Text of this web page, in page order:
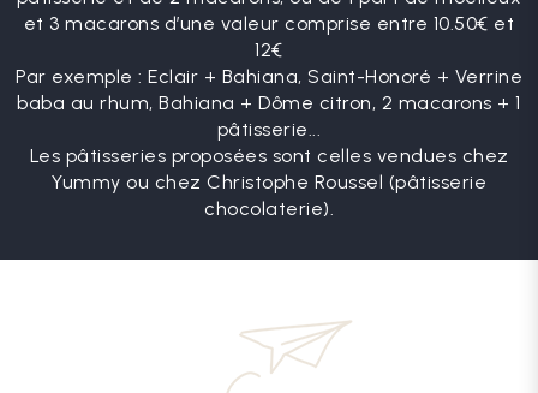
et 3 macarons d’une valeur comprise entre 10.50€ et
12€
Par exemple : Eclair + Bahiana, Saint-Honoré + Verrine
baba au rhum, Bahiana + Dôme citron, 2 macarons + 1
pâtisserie...
Les pâtisseries proposées sont celles vendues chez
Yummy ou chez Christophe Roussel (pâtisserie
chocolaterie).